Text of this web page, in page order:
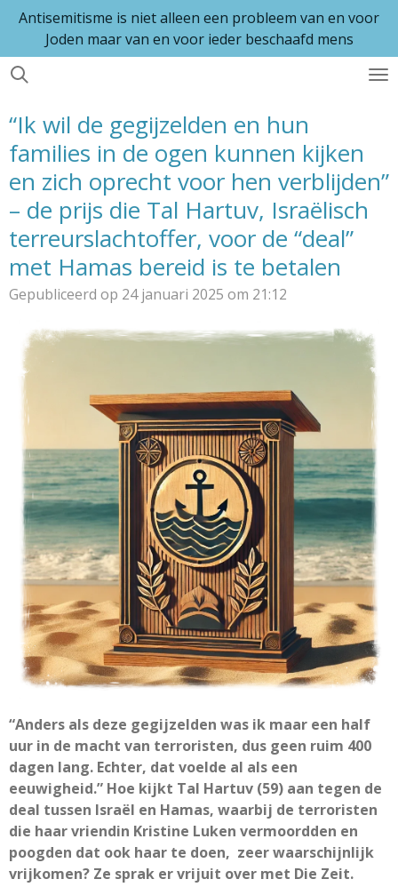
Ga
naar
de
Antisemitisme is niet alleen een probleem van en voor
Joden maar van en voor ieder beschaafd mens
“Ik wil de gegijzelden en hun
families in de ogen kunnen kijken
en zich oprecht voor hen verblijden”
– de prijs die Tal Hartuv, Israëlisch
terreurslachtoffer, voor de “deal”
met Hamas bereid is te betalen
Gepubliceerd op 24 januari 2025 om 21:12
“Anders als deze gegijzelden was ik maar een half
uur in de macht van terroristen, dus geen ruim 400
dagen lang. Echter, dat voelde al als een
eeuwigheid.” Hoe kijkt Tal Hartuv (59) aan tegen de
deal tussen Israël en Hamas, waarbij de terroristen
die haar vriendin Kristine Luken vermoordden en
poogden dat ook haar te doen, zeer waarschijnlijk
vrijkomen? Ze sprak er vrijuit over met Die Zeit.